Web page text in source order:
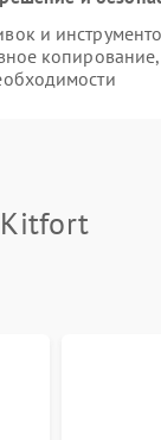
и
Kitfort